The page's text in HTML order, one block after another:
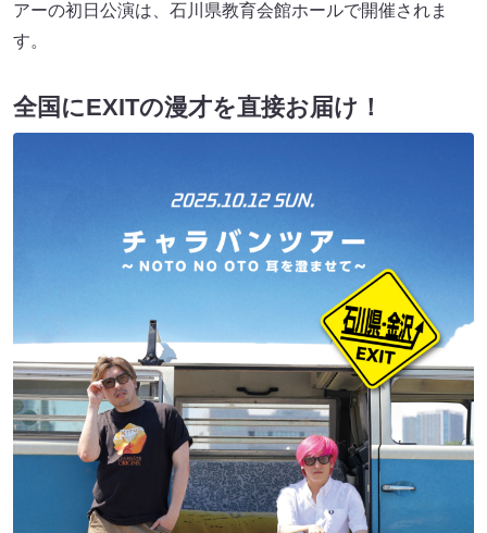
アーの初日公演は、石川県教育会館ホールで開催されま
す。
全国にEXITの漫才を直接お届け！